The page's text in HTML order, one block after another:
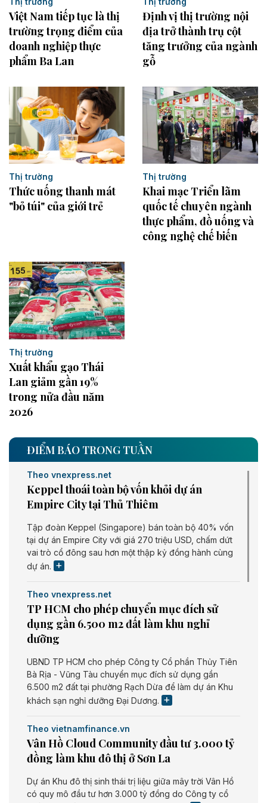
Việt Nam tiếp tục là thị
trường trọng điểm của
doanh nghiệp thực
phẩm Ba Lan
Định vị thị trường nội
địa trở thành trụ cột
tăng trưởng của ngành
gỗ
Thị trường
Thức uống thanh mát
"bỏ túi" của giới trẻ
Thị trường
Khai mạc Triển lãm
quốc tế chuyên ngành
thực phẩm, đồ uống và
công nghệ chế biến
Thị trường
Xuất khẩu gạo Thái
Lan giảm gần 19%
trong nửa đầu năm
2026
ĐIỂM BÁO TRONG TUẦN
Theo vnexpress.net
Keppel thoái toàn bộ vốn khỏi dự án
Empire City tại Thủ Thiêm
Tập đoàn Keppel (Singapore) bán toàn bộ 40% vốn
tại dự án Empire City với giá 270 triệu USD, chấm dứt
vai trò cổ đông sau hơn một thập kỷ đồng hành cùng
dự án.
Theo vnexpress.net
TP HCM cho phép chuyển mục đích sử
dụng gần 6.500 m2 đất làm khu nghỉ
dưỡng
UBND TP HCM cho phép Công ty Cổ phần Thủy Tiên
Bà Rịa - Vũng Tàu chuyển mục đích sử dụng gần
6.500 m2 đất tại phường Rạch Dừa để làm dự án Khu
khách sạn nghỉ dưỡng Đại Dương.
Theo vietnamfinance.vn
Vân Hồ Cloud Community đầu tư 3.000 tỷ
đồng làm khu đô thị ở Sơn La
Dự án Khu đô thị sinh thái trị liệu giữa mây trời Vân Hồ
có quy mô đầu tư hơn 3.000 tỷ đồng do Công ty cổ